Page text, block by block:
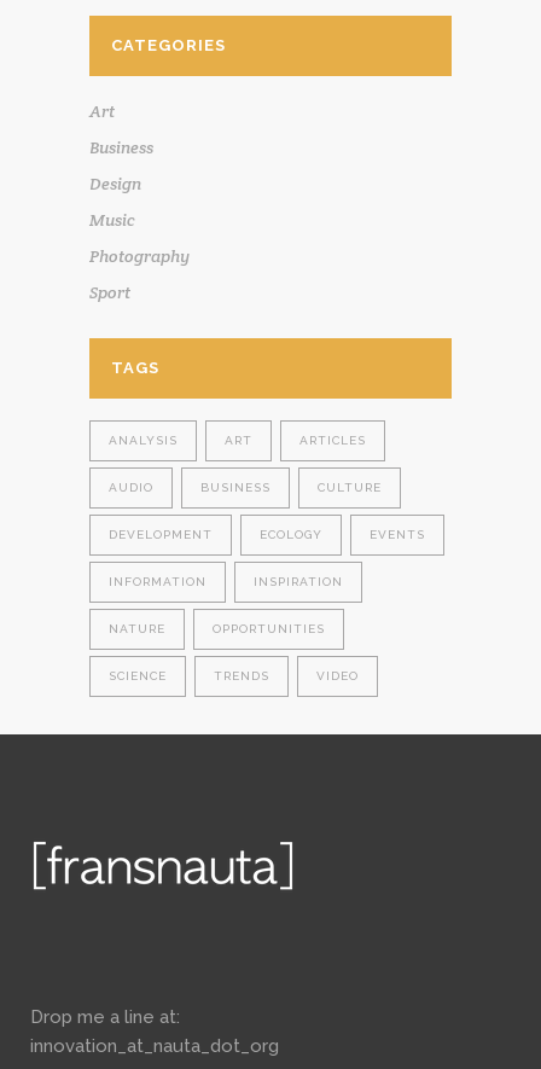
CATEGORIES
Art
Business
Design
Music
Photography
Sport
TAGS
ANALYSIS ART ARTICLES
AUDIO BUSINESS CULTURE
DEVELOPMENT ECOLOGY EVENTS
INFORMATION INSPIRATION
NATURE OPPORTUNITIES
SCIENCE TRENDS VIDEO
Drop me a line at:
innovation_at_nauta_dot_org